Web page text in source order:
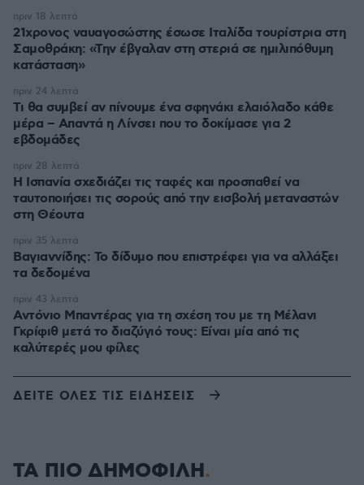
21χρονος ναυαγοσώστης έσωσε Ιταλίδα τουρίστρια στη
Σαμοθράκη: «Την έβγαλαν στη στεριά σε ημιλιπόθυμη
κατάσταση»
πριν 18 λεπτά
Τι θα συμβεί αν πίνουμε ένα σφηνάκι ελαιόλαδο κάθε
μέρα – Απαντά η Λίνσει που το δοκίμασε για 2
εβδομάδες
πριν 24 λεπτά
Η Ισπανία σχεδιάζει τις ταφές και προσπαθεί να
ταυτοποιήσει τις σορούς από την εισβολή μεταναστών
στη Θέουτα
πριν 28 λεπτά
Βαγιαννίδης: Το δίδυμο που επιστρέφει για να αλλάξει
τα δεδομένα
πριν 35 λεπτά
Αντόνιο Μπαντέρας για τη σχέση του με τη Μέλανι
Γκρίφιθ μετά το διαζύγιό τους: Είναι μία από τις
καλύτερές μου φίλες
πριν 43 λεπτά
ΔΕΙΤΕ ΟΛΕΣ ΤΙΣ ΕΙΔΗΣΕΙΣ
ΤΑ ΠΙΟ ΔΗΜΟΦΙΛΗ